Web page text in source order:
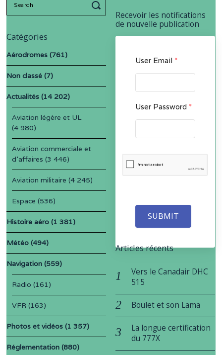
Recevoir les notifications
de nouvelle publication
User Email *
User Password *
SUBMIT
Catégories
Aérodromes (761)
Non classé (7)
Actualités (14 202)
Aviation légère et UL
(4 980)
Aviation commerciale et
d'affaires (3 446)
Aviation militaire (4 245)
Espace (536)
Histoire aéro (1 381)
Météo (494)
Navigation (559)
Radio (161)
VFR (163)
Photos et vidéos (1 357)
Réglementation (880)
Articles récents
Vers le Canadair DHC
515
Boulet et son Lama
La longue certification
du 777X